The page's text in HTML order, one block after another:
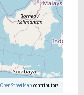
OpenStreetMap contributors.